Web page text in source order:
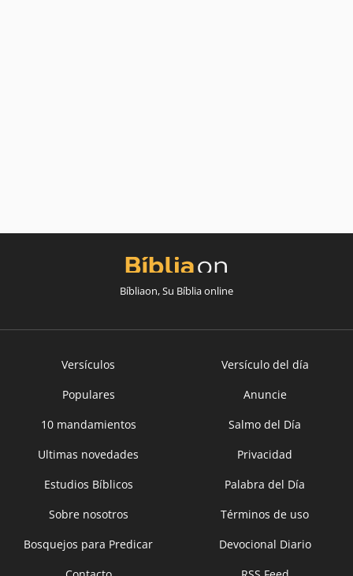
Bíbliaon, Su Bíblia online
Versículos
Versículo del día
Populares
Anuncie
10 mandamientos
Salmo del Día
Ultimas novedades
Privacidad
Estudios Bíblicos
Palabra del Día
Sobre nosotros
Términos de uso
Bosquejos para Predicar
Devocional Diario